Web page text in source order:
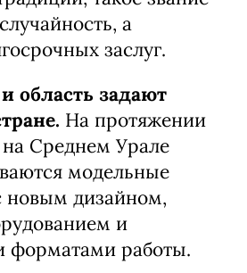
а
заслуг.
область задают
На протяжении
на Среднем Урале
модельные
новым дизайном,
и
форматами работы.